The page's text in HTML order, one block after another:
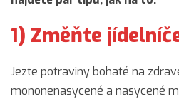
1) Změňte
Jezte potraviny bohaté na
mononenasycené a nasycené